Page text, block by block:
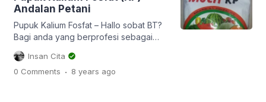
Andalan Petani
Pupuk Kalium Fosfat – Hallo sobat BT?
Bagi anda yang berprofesi sebagai
petani buah tentu tak asing lagi dengan
salah satu pupuk majemuk MULTI KP.
Dari namanya kita tahu bahwa pupuk
Insan Cita
0 Comments . 8 years ago